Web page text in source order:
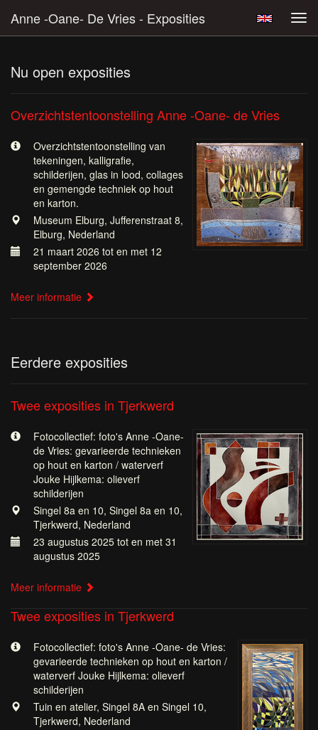
Anne -Oane- De Vries - Exposities
Nu open exposities
Overzichtstentoonstelling Anne -Oane- de Vries
Overzichtstentoonstelling van
tekeningen, kalligrafie,
schilderijen, glas in lood, collages
en gemengde techniek op hout
en karton.
Museum Elburg, Jufferenstraat 8,
Elburg, Nederland
21 maart 2026 tot en met 12
september 2026
Meer informatie
Eerdere exposities
Twee exposities in Tjerkwerd
Fotocollectief: foto's Anne -Oane-
de Vries: gevarieerde technieken
op hout en karton / waterverf
Jouke Hijlkema: olieverf
schilderijen
Singel 8a en 10, Singel 8a en 10,
Tjerkwerd, Nederland
23 augustus 2025 tot en met 31
augustus 2025
Meer informatie
Twee exposities in Tjerkwerd
Fotocollectief: foto's Anne -Oane- de Vries:
gevarieerde technieken op hout en karton /
waterverf Jouke Hijlkema: olieverf
schilderijen
Tuin en atelier, Singel 8A en Singel 10,
Tjerkwerd, Nederland